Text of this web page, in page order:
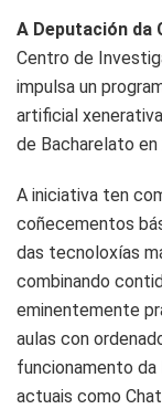
A Deputación da
Centro de
impulsa un
artificial
de Bacharelato
A iniciativa ten
coñecementos
das tecnoloxías
combinando
eminentemente
aulas con
funcionamento da
actuais como